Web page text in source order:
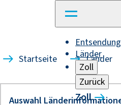
Entsendung
Länder
Zoll
Zurück
Zoll
Startseite Länder